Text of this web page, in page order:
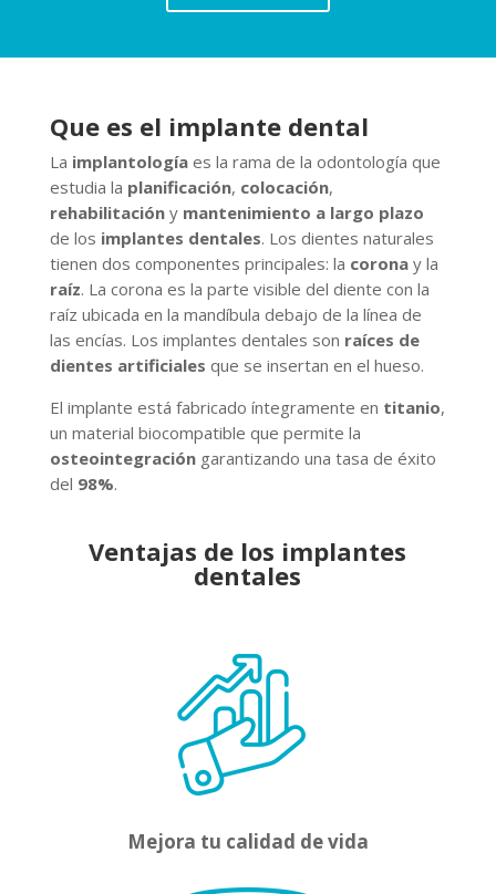
Que es el implante dental
La implantologíaes la rama de la odontología que
estudia la planificación, colocación,
rehabilitacióny mantenimiento a largo plazo
de los implantes dentales. Los dientes naturales
tienen dos componentes principales: la coronay la
raíz. La corona es la parte visible del diente con la
raíz ubicada en la mandíbula debajo de la línea de
las encías. Los implantes dentales son raíces de
dientes artificiales que se insertan en el hueso.
El implante está fabricado íntegramente en titanio,
un material biocompatible que permite la
osteointegracióngarantizando una tasa de éxito
del 98%.
Ventajas de los implantes
dentales
Mejora tu calidad de vida